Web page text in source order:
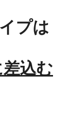
プは
込む